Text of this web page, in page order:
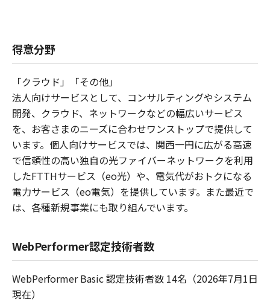
得意分野
「クラウド」「その他」
法人向けサービスとして、コンサルティングやシステム
開発、クラウド、ネットワークなどの幅広いサービス
を、お客さまのニーズに合わせワンストップで提供して
います。個人向けサービスでは、関西一円に広がる高速
で信頼性の高い独自の光ファイバーネットワークを利用
したFTTHサービス（eo光）や、電気代がおトクになる
電力サービス（eo電気）を提供しています。また最近で
は、各種新規事業にも取り組んでいます。
WebPerformer認定技術者数
WebPerformer Basic 認定技術者数 14名（2026年7月1日
現在）